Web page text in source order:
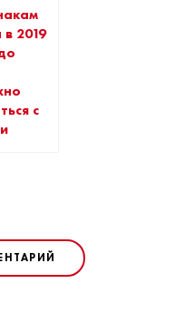
2019
с